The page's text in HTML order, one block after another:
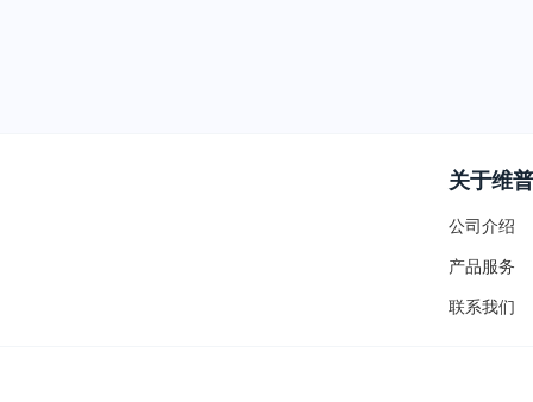
关于维普
公司介绍
产品服务
联系我们